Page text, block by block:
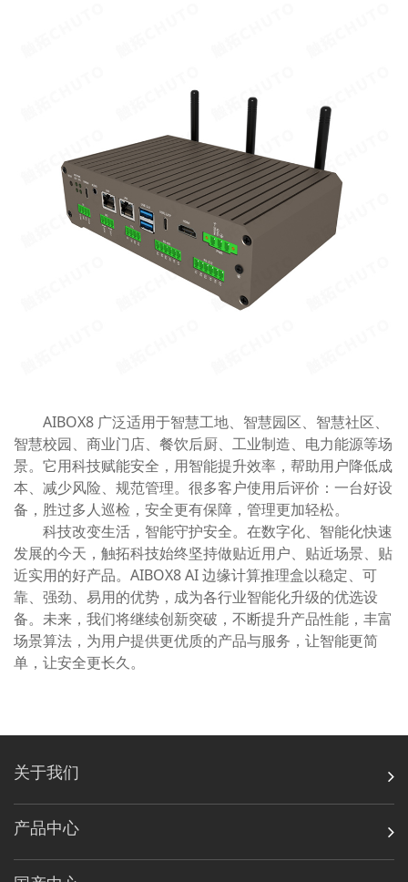
AIBOX8 广泛适用于智慧工地、智慧园区、智慧社区、
智慧校园、商业门店、餐饮后厨、工业制造、电力能源等场
景。它用科技赋能安全，用智能提升效率，帮助用户降低成
本、减少风险、规范管理。很多客户使用后评价：一台好设
备，胜过多人巡检，安全更有保障，管理更加轻松。
科技改变生活，智能守护安全。在数字化、智能化快速
发展的今天，触拓科技始终坚持做贴近用户、贴近场景、贴
近实用的好产品。AIBOX8 AI 边缘计算推理盒以稳定、可
靠、强劲、易用的优势，成为各行业智能化升级的优选设
备。未来，我们将继续创新突破，不断提升产品性能，丰富
场景算法，为用户提供更优质的产品与服务，让智能更简
单，让安全更长久。
关于我们
产品中心